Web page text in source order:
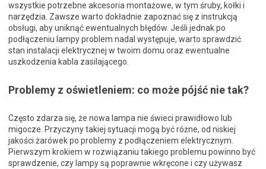
wszystkie potrzebne akcesoria montażowe, w tym śruby, kołki i
narzędzia. Zawsze warto dokładnie zapoznać się z instrukcją
obsługi, aby uniknąć ewentualnych błędów. Jeśli jednak po
podłączeniu lampy problem nadal występuje, warto sprawdzić
stan instalacji elektrycznej w twoim domu oraz ewentualne
uszkodzenia kabla zasilającego.
Problemy z oświetleniem: co może pójść nie tak?
Często zdarza się, że nowa lampa nie świeci prawidłowo lub
migocze. Przyczyny takiej sytuacji mogą być różne, od niskiej
jakości żarówek po problemy z podłączeniem elektrycznym.
Pierwszym krokiem w rozwiązaniu takiego problemu powinno być
sprawdzenie, czy lampy są poprawnie wkręcone i czy używasz